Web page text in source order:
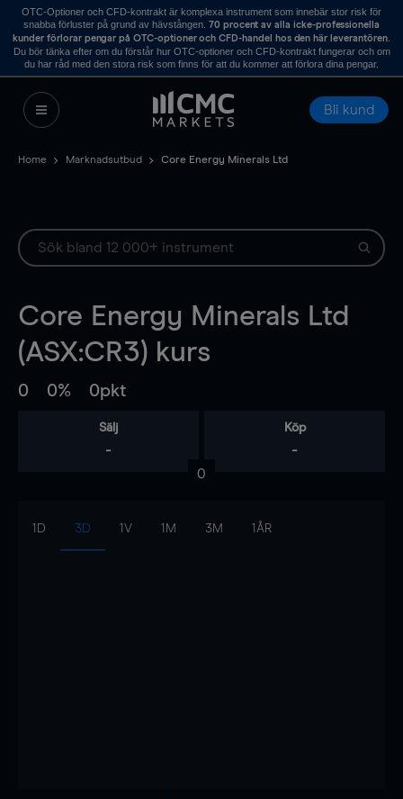
OTC-Optioner och CFD-kontrakt är komplexa instrument som innebär stor risk för
snabba förluster på grund av hävstången. 70 procent av alla icke-professionella
kunder förlorar pengar på OTC-optioner och CFD-handel hos den här leverantören.
Du bör tänka efter om du förstår hur OTC-optioner och CFD-kontrakt fungerar och om
du har råd med den stora risk som finns för att du kommer att förlora dina pengar.
Bli kund
Home Marknadsutbud Core Energy Minerals Ltd
Core Energy Minerals Ltd
(ASX:CR3) kurs
0 0% 0pkt
Sälj
-
Köp
-
0
1D 3D 1V 1M 3M 1ÅR